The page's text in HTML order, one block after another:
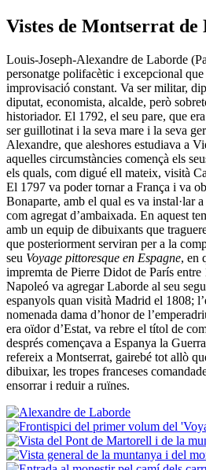
Vistes de Montserrat de
Louis-Joseph-Alexandre de Laborde
personatge polifacètic i excepcional
improvisació constant. Va ser militar,
diputat, economista, alcalde, però
historiador. El 1792, el seu pare, que
ser guillotinat i la seva mare i la seva
Alexandre, que aleshores estudiava a
aquelles circumstàncies començà els
els quals, com digué ell mateix, visità
El 1797 va poder tornar a França i va
Bonaparte, amb el qual es va instal·lar
com agregat d’ambaixada. En aquest
amb un equip de dibuixants que
que posteriorment serviran per a la
seu Voyage pittoresque en Espagne, en
impremta de Pierre Didot de París
Napoleó va agregar Laborde al seu
espanyols quan visità Madrid el 1808;
nomenada dama d’honor de
era oïdor d’Estat, va rebre el títol de
després començava a Espanya la
refereix a Montserrat, gairebé tot allò
dibuixar, les tropes franceses
ensorrar i reduir a ruïnes.